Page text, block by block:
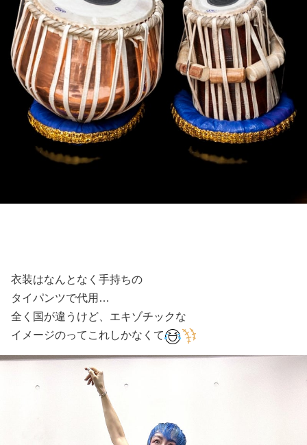
衣装はなんとなく手持ちの
タイパンツで代用…
全く国が違うけど、エキゾチックな
イメージのってこれしかなくて